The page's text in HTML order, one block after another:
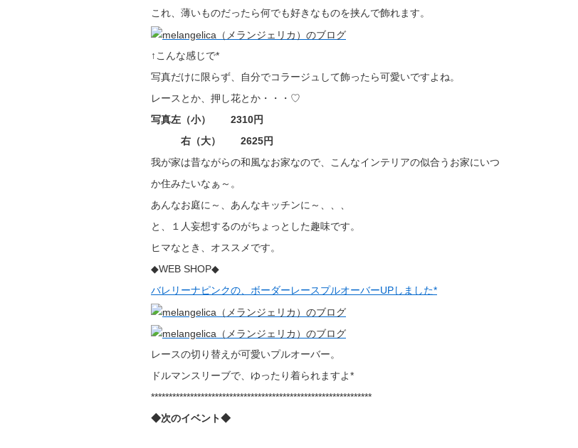
これ、薄いものだったら何でも好きなものを挟んで飾れます。
↑こんな感じで*
写真だけに限らず、自分でコラージュして飾ったら可愛いですよね。
レースとか、押し花とか・・・♡
写真左（小） 2310円
右（大） 2625円
我が家は昔ながらの和風なお家なので、こんなインテリアの似合うお家にいつ
か住みたいなぁ～。
あんなお庭に～、あんなキッチンに～、、、
と、１人妄想するのがちょっとした趣味です。
ヒマなとき、オススメです。
◆WEB SHOP◆
バレリーナピンクの、ボーダーレースプルオーバーUPしました*
レースの切り替えが可愛いプルオーバー。
ドルマンスリーブで、ゆったり着られますよ*
**************************************************************
◆次のイベント◆